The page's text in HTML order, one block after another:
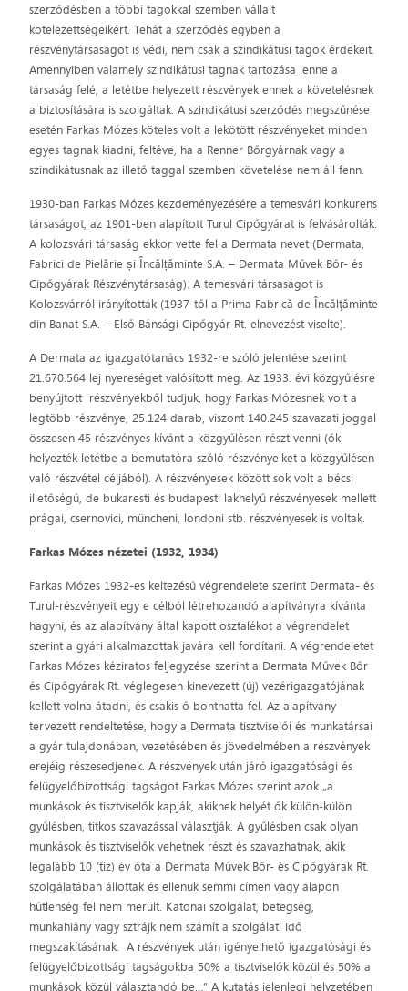
szerződésben a többi tagokkal szemben vállalt
kötelezettségeikért. Tehát a szerződés egyben a
részvénytársaságot is védi, nem csak a szindikátusi tagok érdekeit.
Amennyiben valamely szindikátusi tagnak tartozása lenne a
társaság felé, a letétbe helyezett részvények ennek a követelésnek
a biztosítására is szolgáltak. A szindikátusi szerződés megszűnése
esetén Farkas Mózes köteles volt a lekötött részvényeket minden
egyes tagnak kiadni, feltéve, ha a Renner Bőrgyárnak vagy a
szindikátusnak az illető taggal szemben követelése nem áll fenn.
1930-ban Farkas Mózes kezdeményezésére a temesvári konkurens
társaságot, az 1901-ben alapított Turul Cipőgyárat is felvásárolták.
A kolozsvári társaság ekkor vette fel a Dermata nevet (Dermata,
Fabrici de Pielărie și Încălțăminte S.A. – Dermata Művek Bőr- és
Cipőgyárak Részvénytársaság). A temesvári társaságot is
Kolozsvárról irányították (1937-től a Prima Fabrică de Încălţăminte
din Banat S.A. – Első Bánsági Cipőgyár Rt. elnevezést viselte).
A Dermata az igazgatótanács 1932-re szóló jelentése szerint
21.670.564 lej nyereséget valósított meg. Az 1933. évi közgyűlésre
benyújtott részvényekből tudjuk, hogy Farkas Mózesnek volt a
legtöbb részvénye, 25.124 darab, viszont 140.245 szavazati joggal
összesen 45 részvényes kívánt a közgyűlésen részt venni (ők
helyezték letétbe a bemutatóra szóló részvényeiket a közgyűlésen
való részvétel céljából). A részvényesek között sok volt a bécsi
illetőségű, de bukaresti és budapesti lakhelyű részvényesek mellett
prágai, csernovici, müncheni, londoni stb. részvényesek is voltak.
Farkas Mózes nézetei (1932, 1934)
Farkas Mózes 1932-es keltezésű végrendelete szerint Dermata- és
Turul-részvényeit egy e célból létrehozandó alapítványra kívánta
hagyni, és az alapítvány által kapott osztalékot a végrendelet
szerint a gyári alkalmazottak javára kell fordítani. A végrendeletet
Farkas Mózes kéziratos feljegyzése szerint a Dermata Művek Bőr
és Cipőgyárak Rt. véglegesen kinevezett (új) vezérigazgatójának
kellett volna átadni, és csakis ő bonthatta fel. Az alapítvány
tervezett rendeltetése, hogy a Dermata tisztviselői és munkatársai
a gyár tulajdonában, vezetésében és jövedelmében a részvények
erejéig részesedjenek. A részvények után járó igazgatósági és
felügyelőbizottsági tagságot Farkas Mózes szerint azok „a
munkások és tisztviselők kapják, akiknek helyét ők külön-külön
gyűlésben, titkos szavazással választják. A gyűlésben csak olyan
munkások és tisztviselők vehetnek részt és szavazhatnak, akik
legalább 10 (tíz) év óta a Dermata Művek Bőr- és Cipőgyárak Rt.
szolgálatában állottak és ellenük semmi címen vagy alapon
hűtlenség fel nem merült. Katonai szolgálat, betegség,
munkahiány vagy sztrájk nem számít a szolgálati idő
megszakításának. A részvények után igényelhető igazgatósági és
felügyelőbizottsági tagságokba 50% a tisztviselők közül és 50% a
munkások közül választandó be…” A kutatás jelenlegi helyzetében